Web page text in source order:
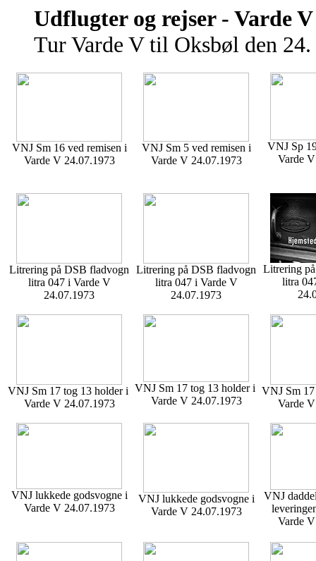
Udflugter og rejser - Varde
Tur Varde V til Oksbøl den
VNJ Sm 16 ved remisen i
Varde V 24.07.1973
VNJ Sm 5 ved remisen i
Varde V 24.07.1973
VNJ Sp
Varde
Litrering på DSB fladvogn
litra 047 i Varde V
24.07.1973
Litrering på DSB fladvogn
litra 047 i Varde V
24.07.1973
Litrering
litra
VNJ Sm 17 tog 13 holder i
Varde V 24.07.1973
VNJ Sm 17 tog 13 holder i
Varde V 24.07.1973
VNJ Sm
Varde
VNJ lukkede godsvogne i
Varde V 24.07.1973
VNJ lukkede godsvogne i
Varde V 24.07.1973
VNJ
Varde